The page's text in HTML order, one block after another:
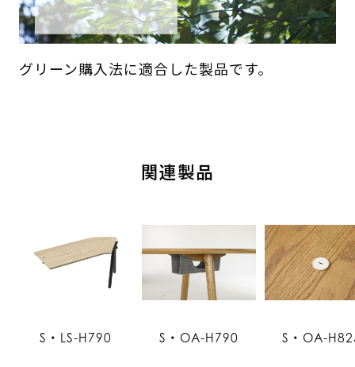
グリーン購入法に適合した製品です。
関連製品
S・LS-H790 S・OA-H790 S・OA-